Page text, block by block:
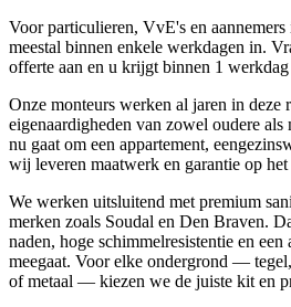
Voor particulieren, VvE's en
meestal binnen enkele werkdagen in.
offerte aan en u krijgt binnen 1 werkdag
Onze monteurs werken al jaren in deze
eigenaardigheden van zowel oudere
nu gaat om een appartement,
wij leveren maatwerk en garantie op
We werken uitsluitend met premium
merken zoals Soudal en Den Braven.
naden, hoge schimmelresistentie en
meegaat. Voor elke ondergrond —
of metaal — kiezen we de juiste kit en